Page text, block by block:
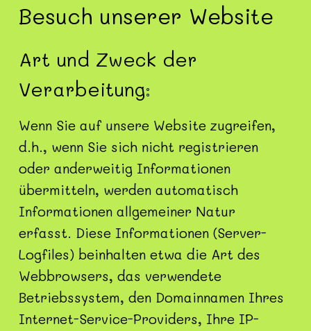
Besuch unserer Website
Art und Zweck der
Verarbeitung:
Wenn Sie auf unsere Website zugreifen,
d.h., wenn Sie sich nicht registrieren
oder anderweitig Informationen
übermitteln, werden automatisch
Informationen allgemeiner Natur
erfasst. Diese Informationen (Server-
Logfiles) beinhalten etwa die Art des
Webbrowsers, das verwendete
Betriebssystem, den Domainnamen Ihres
Internet-Service-Providers, Ihre IP-